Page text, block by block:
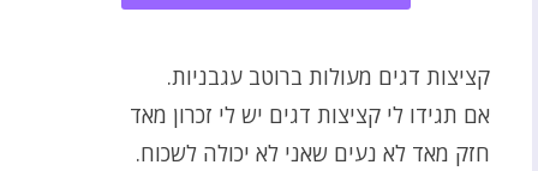
קציצות דגים מעולות ברוטב עגבניות.
אם תגידו לי קציצות דגים יש לי זכרון מאד
חזק מאד לא נעים שאני לא יכולה לשכוח.